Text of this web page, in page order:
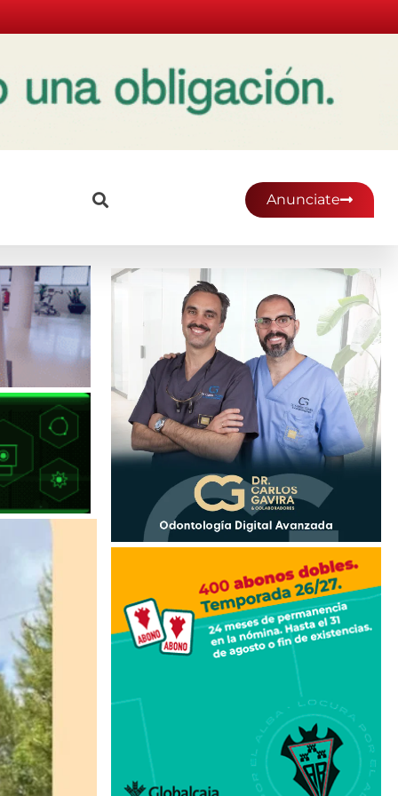
Anunciate